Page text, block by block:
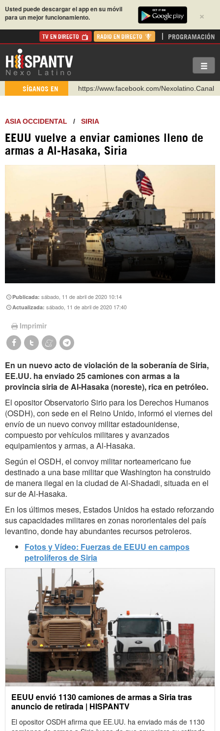
×
Usted puede descargar el app en su móvil
para un mejor funcionamiento.
TV EN DIRECTO RADIO EN DIRECTO PROGRAMACIÓN
SÍGANOS EN
https://www.facebook.com/Nexolatino.Canal
http://twitter.com/nexo_latino
https://t.me/hispantvcanal
https://urmedium.com/c/hispantv
Instagram como: hispan_tv
ASIA OCCIDENTAL / SIRIA
EEUU vuelve a enviar camiones lleno de
armas a Al-Hasaka, Siria
Publicada:sábado, 11 de abril de 2020 10:14
Actualizada:sábado, 11 de abril de 2020 17:40
Imprimir
En un nuevo acto de violación de la soberanía de Siria,
EE.UU. ha enviado 25 camiones con armas a la
provincia siria de Al-Hasaka (noreste), rica en petróleo.
El opositor Observatorio Sirio para los Derechos Humanos
(OSDH), con sede en el Reino Unido, informó el viernes del
envío de un nuevo convoy militar estadounidense,
compuesto por vehículos militares y avanzados
equipamientos y armas, a Al-Hasaka.
Según el OSDH, el convoy militar norteamericano fue
destinado a una base militar que Washington ha construido
de manera ilegal en la ciudad de Al-Shadadi, situada en el
sur de Al-Hasaka.
En los últimos meses, Estados Unidos ha estado reforzando
sus capacidades militares en zonas nororientales del país
levantino, donde hay abundantes recursos petroleros.
Fotos y Vídeo: Fuerzas de EEUU en campos
petrolíferos de Siria
EEUU envió 1130 camiones de armas a Siria tras
anuncio de retirada | HISPANTV
El opositor OSDH afirma que EE.UU. ha enviado más de 1130